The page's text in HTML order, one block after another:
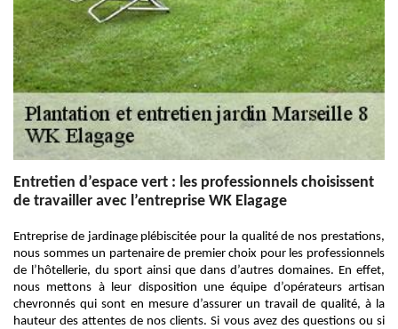
Entretien d’espace vert : les professionnels choisissent
de travailler avec l’entreprise WK Elagage
Entreprise de jardinage plébiscitée pour la qualité de nos prestations,
nous sommes un partenaire de premier choix pour les professionnels
de l’hôtellerie, du sport ainsi que dans d’autres domaines. En effet,
nous mettons à leur disposition une équipe d’opérateurs artisan
chevronnés qui sont en mesure d’assurer un travail de qualité, à la
hauteur des attentes de nos clients. Si vous avez des questions ou si